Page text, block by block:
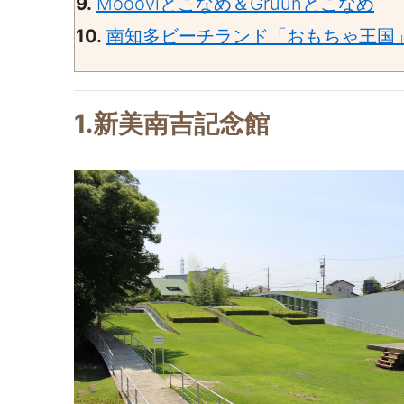
10. 南知多ビーチランド「おもちゃ王国
1.新美南吉記念館